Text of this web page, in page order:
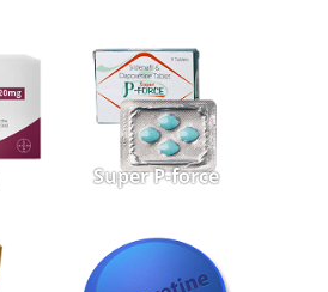
Super P-force